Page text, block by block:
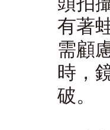
有著
需顧
時，
破。